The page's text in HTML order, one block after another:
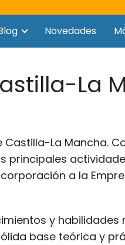
Novedades
La
La Mancha.
a la
y
base teórica y